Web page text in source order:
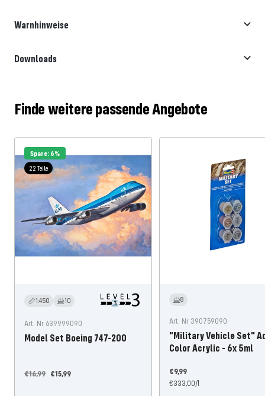
Warnhinweise
Downloads
Finde weitere passende Angebote
Spare: 6%
22 Teile
1:450 10
Art. Nr 639999090
Model Set Boeing 747-200
Angebotspreis
€15,99
Regulärer
€16,99
8
Art. Nr 390759090
"Military Vehicle Set"
Color Acrylic - 6x 5ml
Angebotspreis
€9,99
€333,00/l